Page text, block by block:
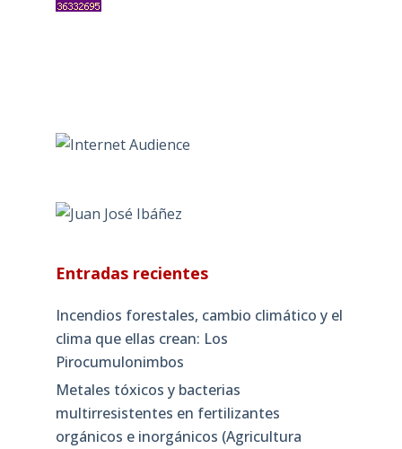
Entradas recientes
Incendios forestales, cambio climático y el
clima que ellas crean: Los
Pirocumulonimbos
Metales tóxicos y bacterias
multirresistentes en fertilizantes
orgánicos e inorgánicos (Agricultura